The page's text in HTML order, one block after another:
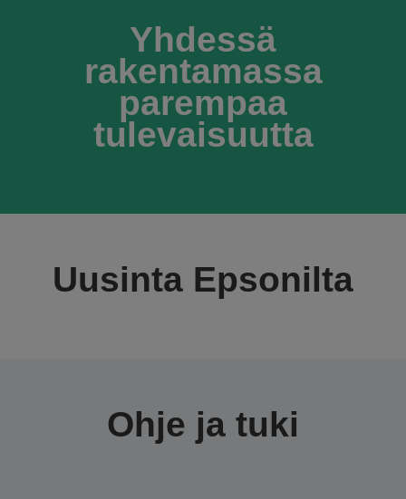
Yhdessä
rakentamassa
parempaa
tulevaisuutta
Uusinta Epsonilta
Ohje ja tuki